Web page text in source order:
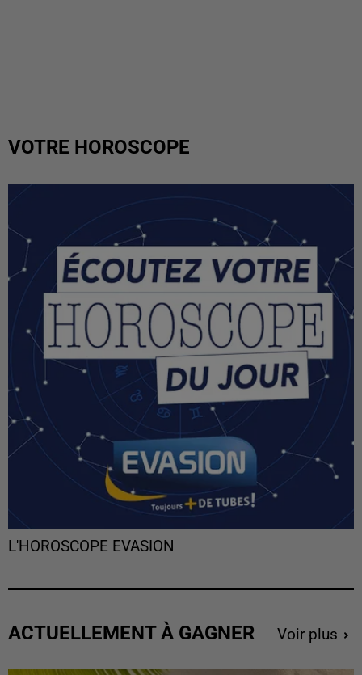
VOTRE HOROSCOPE
L'HOROSCOPE EVASION
ACTUELLEMENT À GAGNER Voir plus